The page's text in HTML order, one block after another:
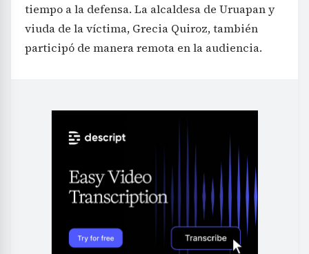
tiempo a la defensa. La alcaldesa de Uruapan y
viuda de la víctima, Grecia Quiroz, también
participó de manera remota en la audiencia.